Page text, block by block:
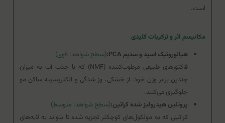
است.
مکانیسم اثر و ترکیبات کلیدی
هیالورونیک اسید و سدیم PCA:
(سطح شواهد: قوی)
فاکتورهای طبیعی مرطوب‌کننده (NMF) که با جذب آب به میزان
چندین برابر وزن خود، از خشکی، وز شدگی و الکتریسیته ساکن مو
جلوگیری می‌کنند.
پروتئین هیدرولیز شده کراتین:(سطح شواهد: متوسط)
کراتینی که به مولکول‌های کوچکتر تجزیه شده تا بتواند به لایه‌های